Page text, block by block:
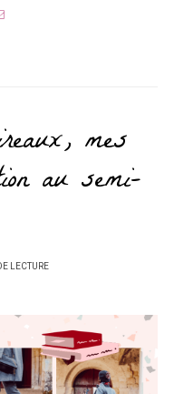
mes
au semi-
LECTURE